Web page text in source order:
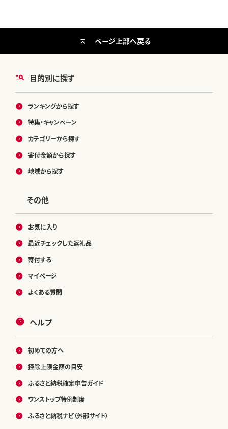
目的別に探す
ランキングから探す
特集・キャンペーン
カテゴリーから探す
寄付金額から探す
地域から探す
その他
お気に入り
最近チェックした返礼品
寄付する
マイページ
よくある質問
ヘルプ
初めての方へ
控除上限金額の目安
ふるさと納税確定申告ガイド
ワンストップ特例制度
ふるさと納税ナビ（外部サイト）
ページ上部へ戻る